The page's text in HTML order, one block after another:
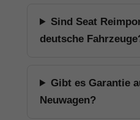
Sind Seat
deutsche
Gibt es Garantie
Neuwagen?